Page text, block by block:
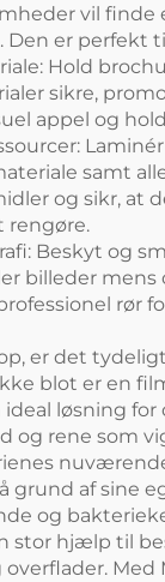
vil finde
Den er perfekt
Hold
sikre,
appel og
samt
og sikr, at
rengøre.
Beskyt og
billeder mens
rør
er det
blot er en
ideal løsning
og rene som
grund af sine
og
stor hjælp til
Med